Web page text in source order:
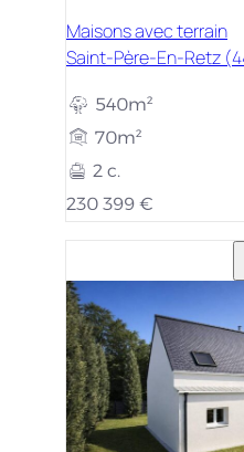
Maisons avec terrain
Saint-Père-En-Retz
540m²
70m²
2 c.
230 399 €